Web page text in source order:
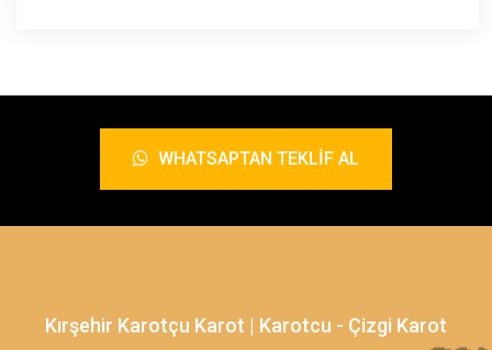
WHATSAPTAN TEKLIF AL
Kırşehir Karotçu Karot | Karotcu - Çizgi Karot